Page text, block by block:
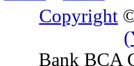
Copyright
Bank BCA